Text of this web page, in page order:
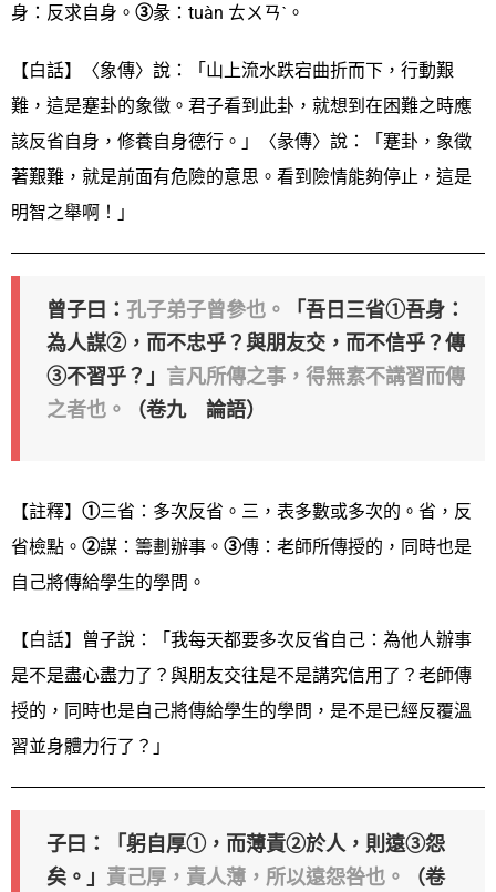
身：反求自身。 ③彖：tuàn ㄊㄨㄢˋ。
【白話】〈象傳〉說：「山上流水跌宕曲折而下，行動艱
難，這是蹇卦的象徵。君子看到此卦，就想到在困難之時應
該反省自身，修養自身德行。」〈彖傳〉說：「蹇卦，象徵
著艱難，就是前面有危險的意思。看到險情能夠停止，這是
明智之舉啊！」
曾子曰： 孔子弟子曾參也。
「吾日三省①吾身：
為人謀②，而不忠乎？與朋友交，而不信乎？傳
③不習乎？」 言凡所傳之事，得無素不講習而傳
之者也。
（卷九 論語）
【註釋】 ①三省：多次反省。三，表多數或多次的。省，反
省檢點。 ②謀：籌劃辦事。 ③傳：老師所傳授的，同時也是
自己將傳給學生的學問。
【白話】曾子說：「我每天都要多次反省自己：為他人辦事
是不是盡心盡力了？與朋友交往是不是講究信用了？老師傳
授的，同時也是自己將傳給學生的學問，是不是已經反覆溫
習並身體力行了？」
子曰：「躬自厚①，而薄責②於人，則遠③怨
矣。」 責己厚，責人薄，所以遠怨咎也。
（卷